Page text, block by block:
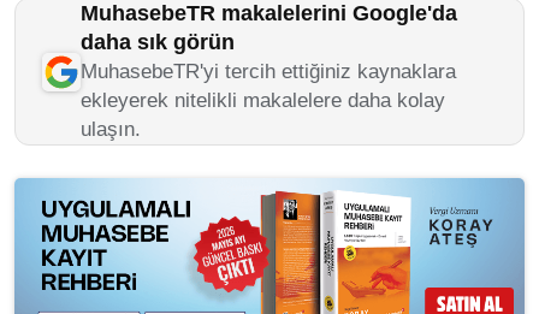
MuhasebeTR makalelerini Google'da
daha sık görün
MuhasebeTR'yi tercih ettiğiniz kaynaklara
ekleyerek nitelikli makalelere daha kolay
ulaşın.